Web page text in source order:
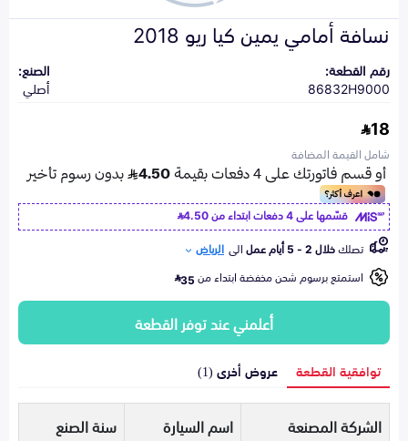
نسافة أمامي يمين كيا ريو 2018
رقم القطعة:
86832H9000
الصنع:
أصلي
18
شامل القيمة المضافة
قسّمها على 4 دفعات ابتداء من
4.50
تصلكخلال 2 - 5 أيام عمل الى الرياض
استمتع برسوم شحن مخفضة ابتداء من35
أعلمني عند توفر القطعة
توافقية القطعة عروض أخرى (1)
الشركة المصنعة اسم السيارة
سنة الصنع